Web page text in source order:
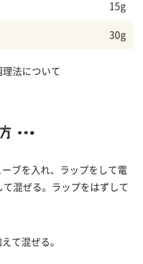
15g
30g
法について
ブを入れ、ラップをして電
混ぜる。ラップをはずして
て混ぜる。